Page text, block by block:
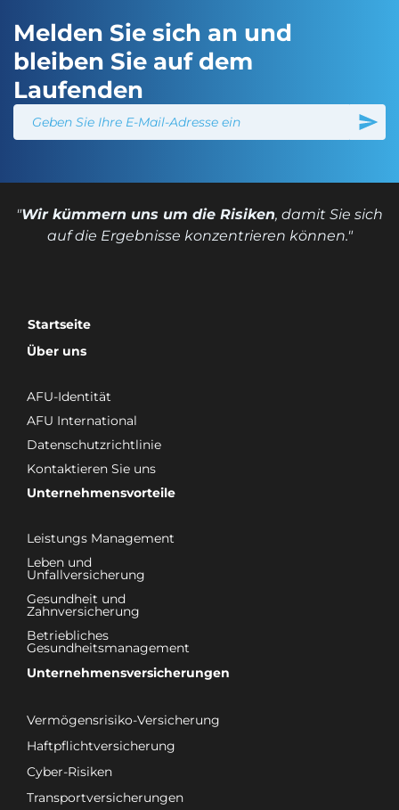
Melden Sie sich an und
bleiben Sie auf dem
Laufenden
"Wir kümmern uns um die Risiken, damit Sie sich
auf die Ergebnisse konzentrieren können."
Startseite
Über uns
AFU-Identität
AFU International
Datenschutzrichtlinie
Kontaktieren Sie uns
Unternehmensvorteile
Leistungs Management
Leben und
Unfallversicherung
Gesundheit und
Zahnversicherung
Betriebliches
Gesundheitsmanagement
Unternehmensversicherungen
Vermögensrisiko-Versicherung
Haftpflichtversicherung
Cyber-Risiken
Transportversicherungen